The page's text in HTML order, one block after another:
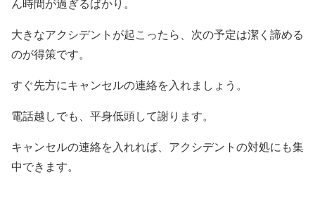
ん時間が過ぎるばかり。
大きなアクシデントが起こったら、次の予定は潔く諦める
のが得策です。
すぐ先方にキャンセルの連絡を入れましょう。
電話越しでも、平身低頭して謝ります。
キャンセルの連絡を入れれば、アクシデントの対処にも集
中できます。